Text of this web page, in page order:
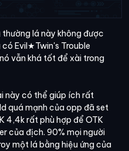
thường lá này không được
Evil★Twin's Trouble
vẫn khá tốt để xài trong
này có thể giúp ích rất
quá mạnh của opp đã set
4,4k rất phù hợp để OTK
của địch. 90% mọi người
một lá bằng hiệu ứng của